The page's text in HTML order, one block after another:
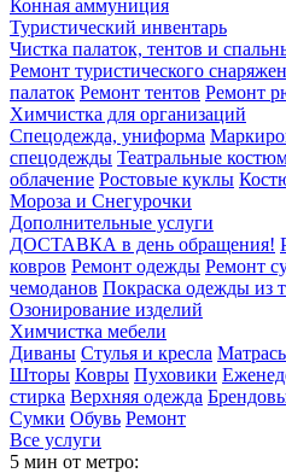
Конная аммуниция
Туристический инвентарь
Чистка палаток, тентов и
Ремонт туристического
палаток Ремонт тентов Ремонт
Химчистка для организаций
Спецодежда, униформа
спецодежды Театральные
облачение Ростовые куклы
Мороза и Снегурочки
Дополнительные услуги
ДОСТАВКА в день обращения!
ковров Ремонт одежды Ремонт
чемоданов Покраска одежды из
Озонирование изделий
Химчистка мебели
Диваны Стулья и кресла
Шторы Ковры Пуховики
стирка Верхняя одежда
Сумки Обувь Ремонт
Все услуги
5 мин от метро: